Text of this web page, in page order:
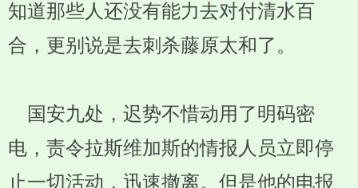
知道那些人还没有能力去对付清水百
合，更别说是去刺杀藤原太和了。
国安九处，迟势不惜动用了明码密
电，责令拉斯维加斯的情报人员立即停
止一切活动，迅速撤离。但是他的电报